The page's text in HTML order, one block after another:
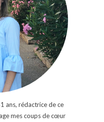
ans, rédactrice de ce
mes coups de cœur